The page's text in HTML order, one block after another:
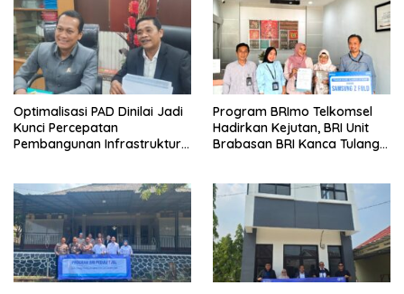
Optimalisasi PAD Dinilai Jadi
Kunci Percepatan
Pembangunan Infrastruktur
Program BRImo Telkomsel
Hadirkan Kejutan, BRI Unit
Brabasan BRI Kanca Tulang
Mesuji